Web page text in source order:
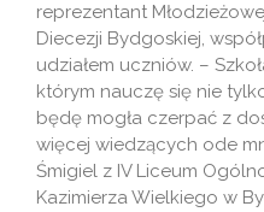
reprezentant
Diecezji Bydgoskiej,
udziałem uczniów. –
którym nauczę się nie
będę mogła czerpać z
więcej wiedzących ode
Śmigiel z IV Liceum
Kazimierza Wielkiego w